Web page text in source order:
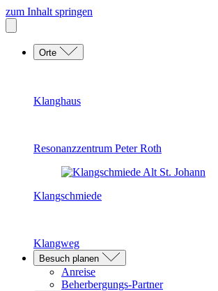
zum Inhalt springen
Orte
Klanghaus
Resonanzzentrum Peter Roth
Klangschmiede
Klangweg
Besuch planen
Anreise
Beherbergungs-Partner